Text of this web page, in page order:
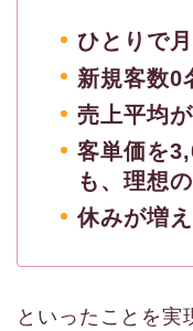
ひとりで
新規客数0
売上平均
客単価を
も、理想
休みが増
といったことを実